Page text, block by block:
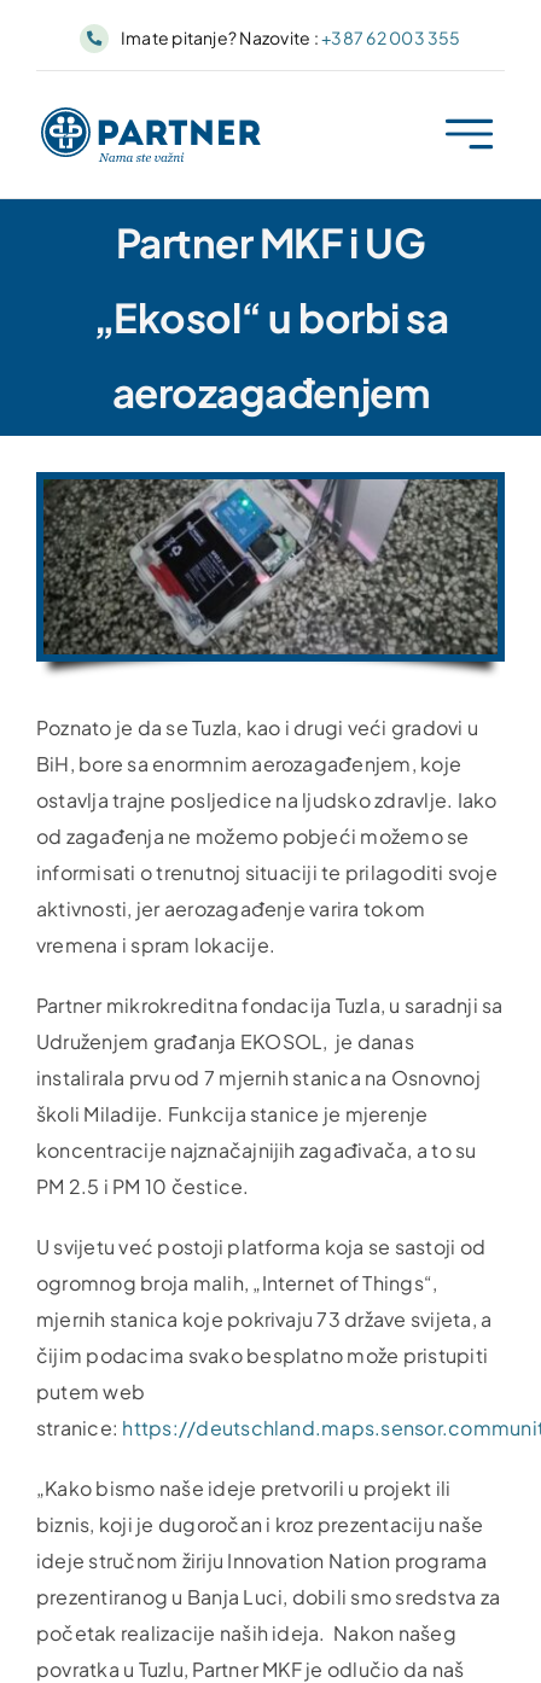
Imate pitanje? Nazovite :+387 62 003 355
Partner MKF i UG
„Ekosol“ u borbi sa
aerozagađenjem
Poznato je da se Tuzla, kao i drugi veći gradovi u
BiH, bore sa enormnim aerozagađenjem, koje
ostavlja trajne posljedice na ljudsko zdravlje. Iako
od zagađenja ne možemo pobjeći možemo se
informisati o trenutnoj situaciji te prilagoditi svoje
aktivnosti, jer aerozagađenje varira tokom
vremena i spram lokacije.
Partner mikrokreditna fondacija Tuzla, u saradnji sa
Udruženjem građanja EKOSOL, je danas
instalirala prvu od 7 mjernih stanica na Osnovnoj
školi Miladije. Funkcija stanice je mjerenje
koncentracije najznačajnijih zagađivača, a to su
PM 2.5 i PM 10 čestice.
U svijetu već postoji platforma koja se sastoji od
ogromnog broja malih, „Internet of Things“,
mjernih stanica koje pokrivaju 73 države svijeta, a
čijim podacima svako besplatno može pristupiti
putem web
stranice: https://
„Kako bismo naše ideje pretvorili u projekt ili
biznis, koji je dugoročan i kroz prezentaciju naše
ideje stručnom žiriju Innovation Nation programa
prezentiranog u Banja Luci, dobili smo sredstva za
početak realizacije naših ideja. Nakon našeg
povratka u Tuzlu, Partner MKF je odlučio da naš